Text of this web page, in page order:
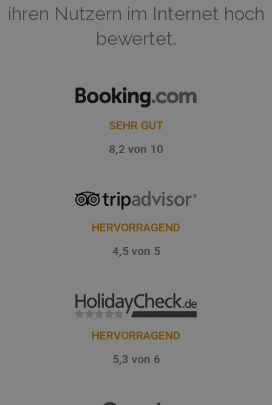
ihren Nutzern im Internet hoch
bewertet.
SEHR GUT
8,2 von 10
HERVORRAGEND
4,5 von 5
HERVORRAGEND
5,3 von 6